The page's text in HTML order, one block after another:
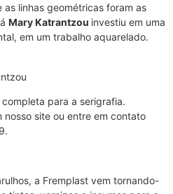
linhas geométricas foram as
Mary Katrantzou investiu em uma
em um trabalho aquarelado.
para a serigrafia.
nosso site ou entre em contato
a Fremplast vem tornando-